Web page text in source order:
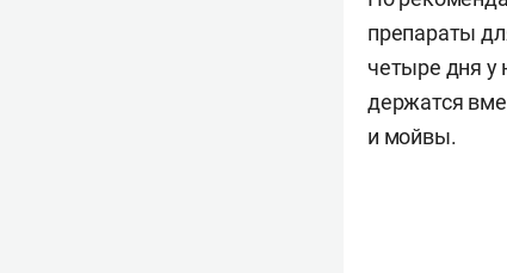
препараты
четыре дня у
держатся
и мойвы.